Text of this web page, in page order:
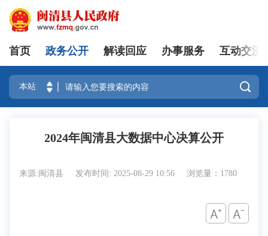
登录
首页 政务公开 解读回应 办事服务 互动交流

2024年闽清县大数据中心决算公开
来源:闽清县 发布时间: 2025-08-29 10:56 浏览量：1780